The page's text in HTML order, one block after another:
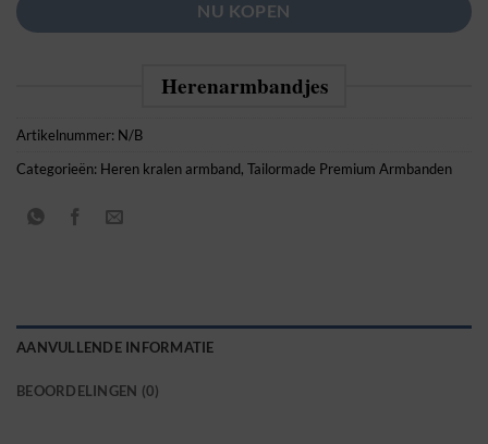
NU KOPEN
Herenarmbandjes
Artikelnummer: N/B
Categorieën: Heren kralen armband, Tailormade Premium Armbanden
AANVULLENDE INFORMATIE
BEOORDELINGEN (0)